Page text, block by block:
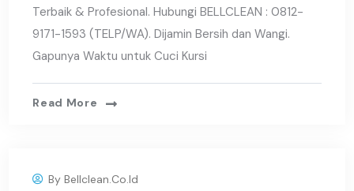
Terbaik & Profesional. Hubungi BELLCLEAN : 0812-
9171-1593 (TELP/WA). Dijamin Bersih dan Wangi.
Gapunya Waktu untuk Cuci Kursi
Read More
ByBellclean.co.id